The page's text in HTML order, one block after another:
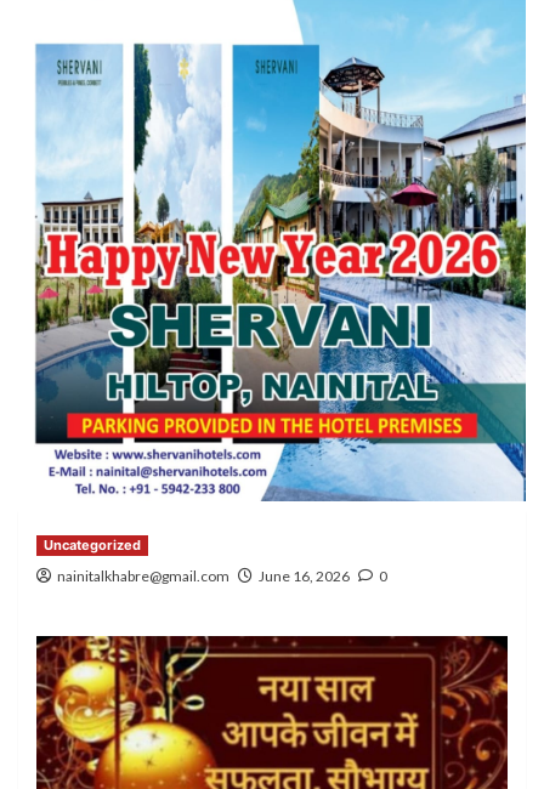
Uncategorized
nainitalkhabre@gmail.com June 16, 2026 0